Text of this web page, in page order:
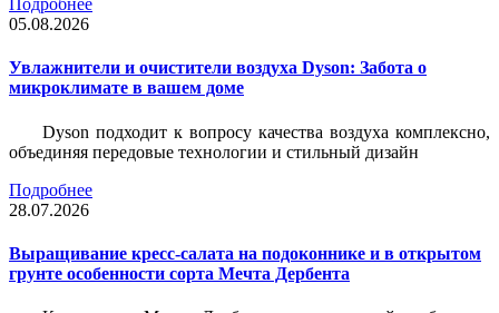
Подробнее
05.08.2026
Увлажнители и очистители воздуха Dyson: Забота о
микроклимате в вашем доме
Dyson подходит к вопросу качества воздуха комплексно,
объединяя передовые технологии и стильный дизайн
Подробнее
28.07.2026
Выращивание кресс-салата на подоконнике и в открытом
грунте особенности сорта Мечта Дербента